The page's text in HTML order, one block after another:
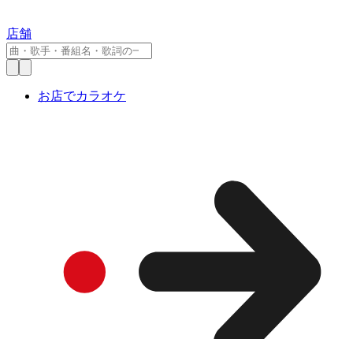
店舗
お店でカラオケ